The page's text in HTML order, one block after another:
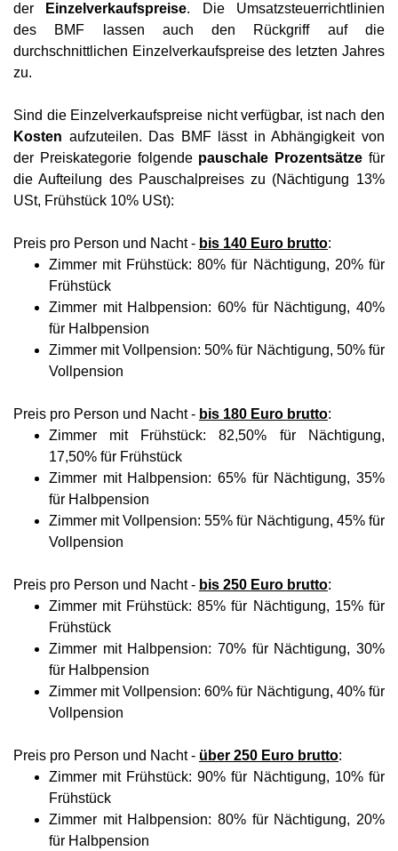
der
Einzelverkaufspreise. Die Umsatzsteuerrichtlinien
des BMF lassen auch den Rückgriff auf die
durchschnittlichen Einzelverkaufspreise des letzten Jahres
zu.
Sind die Einzelverkaufspreise nicht verfügbar, ist nach den
Kosten aufzuteilen. Das BMF lässt in Abhängigkeit von
der Preiskategorie folgende pauschale Prozentsätze für
die Aufteilung des Pauschalpreises zu (Nächtigung 13%
USt, Frühstück 10% USt):
Preis pro Person und Nacht - bis 140 Euro brutto:
Zimmer mit Frühstück: 80% für Nächtigung, 20% für
Frühstück
Zimmer mit Halbpension: 60% für Nächtigung, 40%
für Halbpension
Zimmer mit Vollpension: 50% für Nächtigung, 50% für
Vollpension
Preis pro Person und Nacht - bis 180 Euro brutto:
Zimmer mit Frühstück: 82,50% für Nächtigung,
17,50% für Frühstück
Zimmer mit Halbpension: 65% für Nächtigung, 35%
für Halbpension
Zimmer mit Vollpension: 55% für Nächtigung, 45% für
Vollpension
Preis pro Person und Nacht - bis 250 Euro brutto:
Zimmer mit Frühstück: 85% für Nächtigung, 15% für
Frühstück
Zimmer mit Halbpension: 70% für Nächtigung, 30%
für Halbpension
Zimmer mit Vollpension: 60% für Nächtigung, 40% für
Vollpension
Preis pro Person und Nacht - über 250 Euro brutto:
Zimmer mit Frühstück: 90% für Nächtigung, 10% für
Frühstück
Zimmer mit Halbpension: 80% für Nächtigung, 20%
für Halbpension